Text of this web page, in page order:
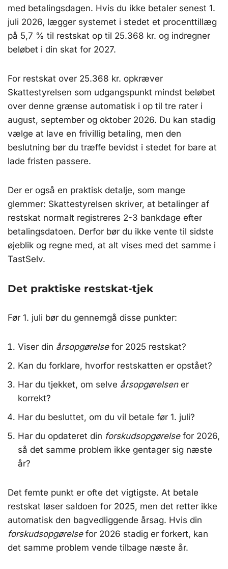
med betalingsdagen. Hvis du ikke betaler senest 1.
juli 2026, lægger systemet i stedet et procenttillæg
på 5,7 % til restskat op til 25.368 kr. og indregner
beløbet i din skat for 2027.
For restskat over 25.368 kr. opkræver
Skattestyrelsen som udgangspunkt mindst beløbet
over denne grænse automatisk i op til tre rater i
august, september og oktober 2026. Du kan stadig
vælge at lave en frivillig betaling, men den
beslutning bør du træffe bevidst i stedet for bare at
lade fristen passere.
Der er også en praktisk detalje, som mange
glemmer: Skattestyrelsen skriver, at betalinger af
restskat normalt registreres 2-3 bankdage efter
betalingsdatoen. Derfor bør du ikke vente til sidste
øjeblik og regne med, at alt vises med det samme i
TastSelv.
Det praktiske restskat-tjek
Før 1. juli bør du gennemgå disse punkter:
Viser din årsopgørelsefor 2025 restskat?
Kan du forklare, hvorfor restskatten er opstået?
Har du tjekket, om selve årsopgørelsener
korrekt?
Har du besluttet, om du vil betale før 1. juli?
Har du opdateret din forskudsopgørelsefor 2026,
så det samme problem ikke gentager sig næste
år?
Det femte punkt er ofte det vigtigste. At betale
restskat løser saldoen for 2025, men det retter ikke
automatisk den bagvedliggende årsag. Hvis din
forskudsopgørelsefor 2026 stadig er forkert, kan
det samme problem vende tilbage næste år.